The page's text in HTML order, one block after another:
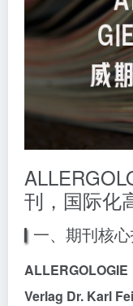
刊，国际化
一、期刊核
ALLERGOLOGIE
Verlag Dr. Karl